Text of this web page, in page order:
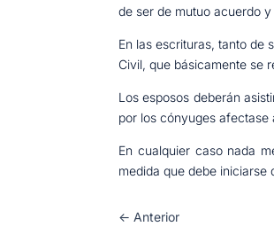
de ser de mutuo acuerdo
En las escrituras, tanto de
Civil, que básicamente se
Los esposos deberán
por los cónyuges afectase
En cualquier caso nada
medida que debe iniciarse
← Anterior